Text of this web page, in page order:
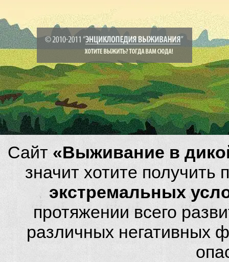
Сайт «Выживание в
значит хотите
экстремальных
протяжении всего
различных негативных